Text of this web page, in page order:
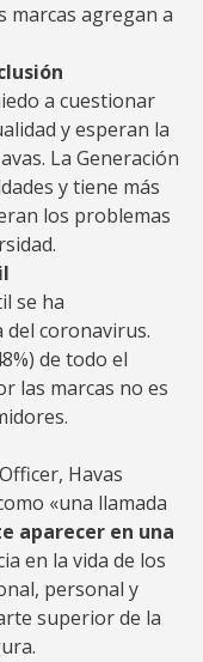
marcas agregan a
a cuestionar
y esperan la
La Generación
y tiene más
los problemas
se ha
del coronavirus.
de todo el
las marcas no es
Havas
«una llamada
aparecer en una
en la vida de los
personal y
superior de la